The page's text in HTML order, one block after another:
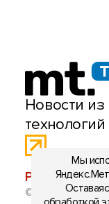
Новости
технологий
РЕКЛАМА:
© 2006-2026
Мы